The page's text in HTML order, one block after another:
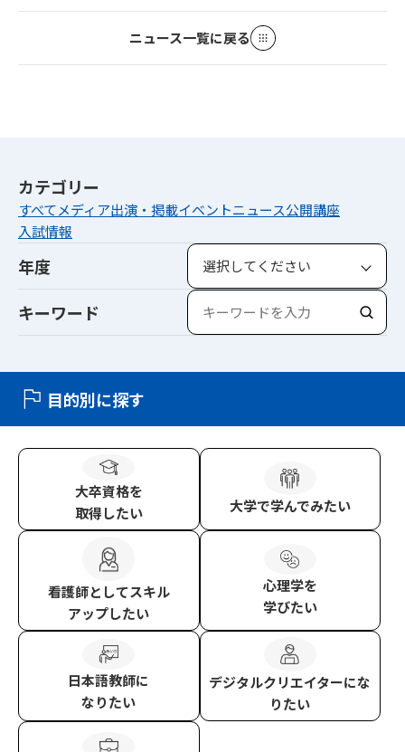
ニュース一覧に戻る
カテゴリー
すべてメディア出演・掲載イベントニュース公開講座
入試情報
年度
キーワード
検
目的別に探す
大卒資格を
取得したい
大学で学んでみたい
看護師としてスキル
アップしたい
心理学を
学びたい
日本語教師に
なりたい
デジタルクリエイターにな
りたい